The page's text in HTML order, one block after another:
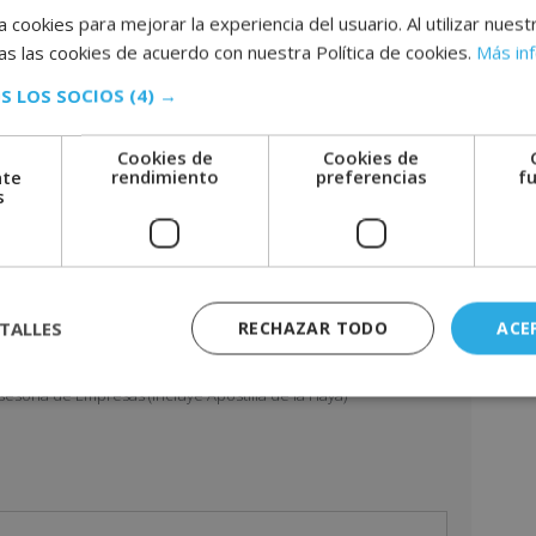
aquí el temario
de Empresas (Incluye Apostilla de la Haya)”
A
t
a
t
v
cookies para mejorar la experiencia del usuario. Al utilizar
las cookies de acuerdo con nuestra Política de cookies. Más
LOS SOCIOS (4) →
Cookies de
rendimiento
Cookies de
preferencias
RECHAZAR TODO